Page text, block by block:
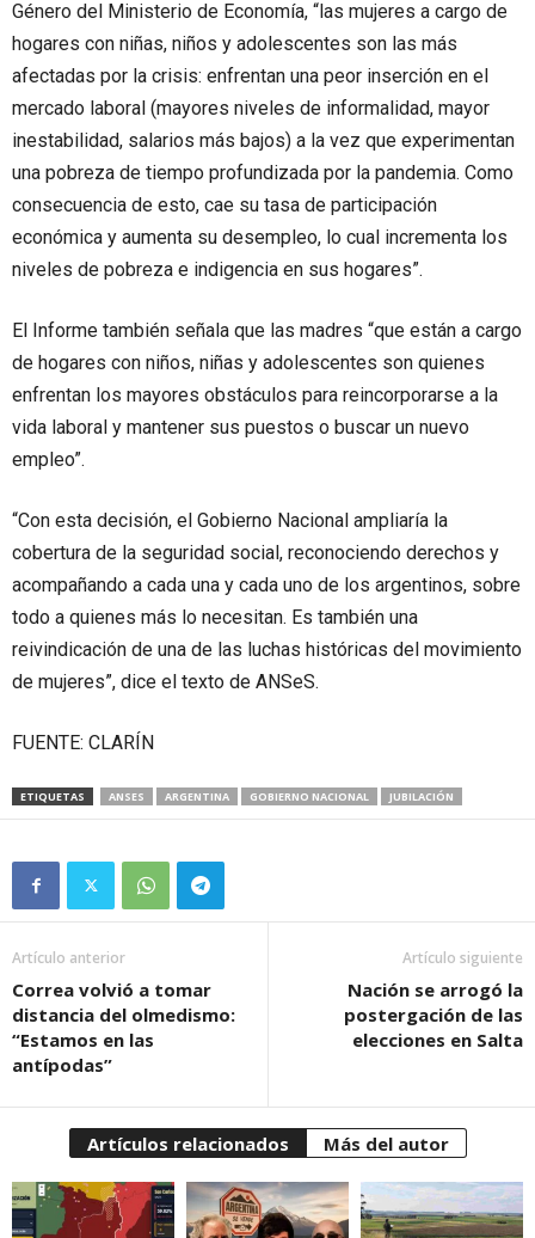
Género del Ministerio de Economía, “las mujeres a cargo de
hogares con niñas, niños y adolescentes son las más
afectadas por la crisis: enfrentan una peor inserción en el
mercado laboral (mayores niveles de informalidad, mayor
inestabilidad, salarios más bajos) a la vez que experimentan
una pobreza de tiempo profundizada por la pandemia. Como
consecuencia de esto, cae su tasa de participación
económica y aumenta su desempleo, lo cual incrementa los
niveles de pobreza e indigencia en sus hogares”.
El Informe también señala que las madres “que están a cargo
de hogares con niños, niñas y adolescentes son quienes
enfrentan los mayores obstáculos para reincorporarse a la
vida laboral y mantener sus puestos o buscar un nuevo
empleo”.
“Con esta decisión, el Gobierno Nacional ampliaría la
cobertura de la seguridad social, reconociendo derechos y
acompañando a cada una y cada uno de los argentinos, sobre
todo a quienes más lo necesitan. Es también una
reivindicación de una de las luchas históricas del movimiento
de mujeres”, dice el texto de ANSeS.
FUENTE: CLARÍN
ETIQUETAS ANSES ARGENTINA GOBIERNO NACIONAL JUBILACIÓN
Artículo anterior
Correa volvió a tomar
distancia del olmedismo:
“Estamos en las
antípodas”
Artículo siguiente
Nación se arrogó la
postergación de las
elecciones en Salta
Artículos relacionados Más del autor